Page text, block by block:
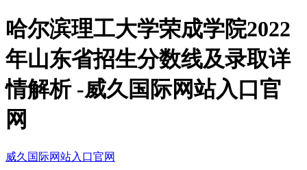
哈尔滨理工大学荣成学院2022
年山东省招生分数线及录取详
情解析 -威久国际网站入口官
网
威久国际网站入口官网